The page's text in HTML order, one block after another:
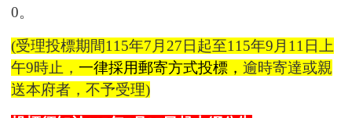
0。
(受理投標期間115年7月27日起至115年9月11日上
午9時止，一律採用郵寄方式投標，逾時寄達或親
送本府者，不予受理)